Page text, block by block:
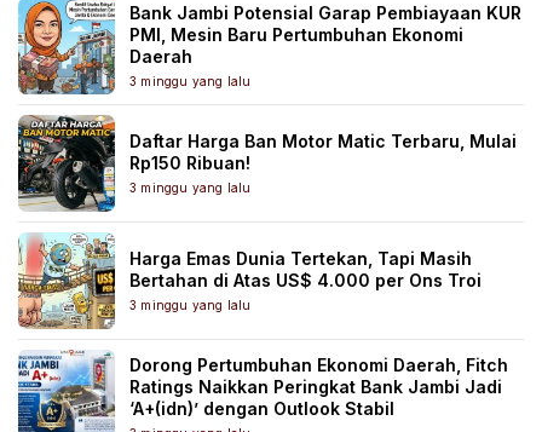
Bank Jambi Potensial Garap Pembiayaan KUR
PMI, Mesin Baru Pertumbuhan Ekonomi
Daerah
3 minggu yang lalu
Daftar Harga Ban Motor Matic Terbaru, Mulai
Rp150 Ribuan!
3 minggu yang lalu
Harga Emas Dunia Tertekan, Tapi Masih
Bertahan di Atas US$ 4.000 per Ons Troi
3 minggu yang lalu
Dorong Pertumbuhan Ekonomi Daerah, Fitch
Ratings Naikkan Peringkat Bank Jambi Jadi
‘A+(idn)’ dengan Outlook Stabil